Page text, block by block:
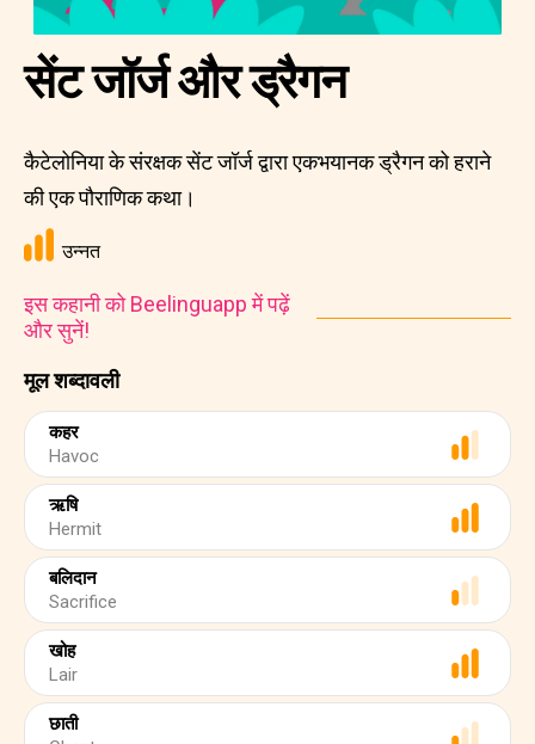
मूल शब्दावली
कहर
Havoc
ऋषि
Hermit
बलिदान
Sacrifice
खोह
Lair
छाती
सेंट जॉर्ज और ड्रैगन
कैटेलोनिया के संरक्षक सेंट जॉर्ज द्वारा एकभयानक ड्रैगन को हराने
की एक पौराणिक कथा।
उन्नत
इस कहानी को Beelinguapp में पढ़ें
और सुनें!